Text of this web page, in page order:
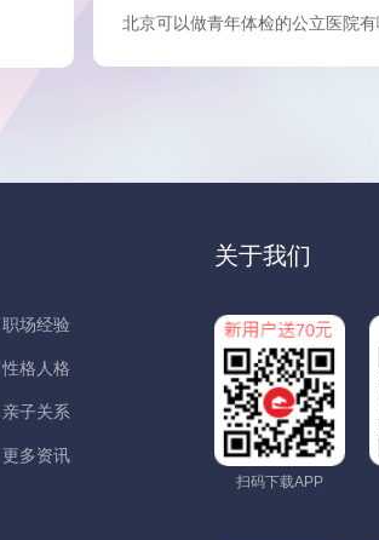
北京可以做青年体检的公立医院
职场经验
性格人格
亲子关系
更多资讯
关于我们
扫码下载APP